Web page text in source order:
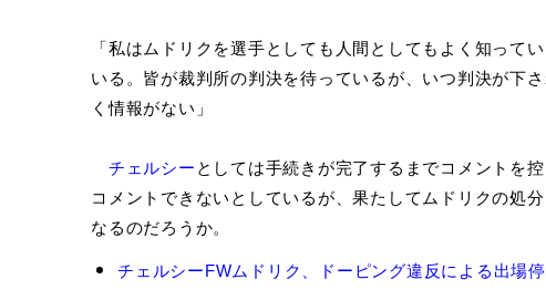
「私はムドリクを選手としても人間としてもよく知って
いる。皆が裁判所の判決を待っているが、いつ判決が下
く情報がない」
チェルシー としては手続きが完了するまでコメントを
コメントできないとしているが、果たしてムドリクの処
なるのだろうか。
ミ
チェルシーFWムドリク、ドーピング違反による出